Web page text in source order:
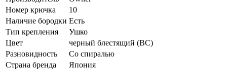
Номер крючка
10
Наличие бородки Есть
Тип крепления
Ушко
Цвет
черный блестящий (ВС)
Разновидность
Со спиралью
Страна бренда
Япония